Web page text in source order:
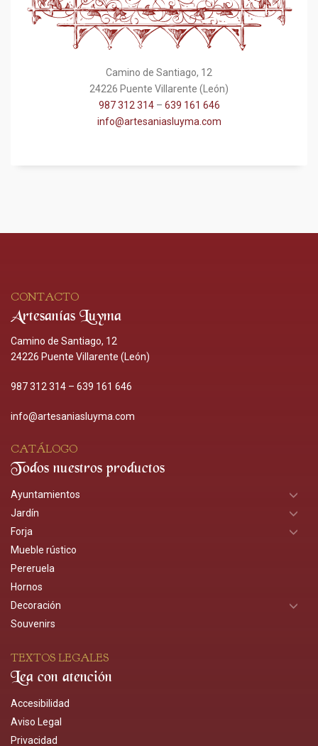
Camino de Santiago, 12
24226 Puente Villarente (León)
987 312 314– 639 161 646
info@artesaniasluyma.com
CONTACTO
Artesanías Luyma
Camino de Santiago, 12
24226 Puente Villarente (León)
987 312 314 – 639 161 646
info@artesaniasluyma.com
CATÁLOGO
Todos nuestros productos
Ayuntamientos
Jardín
Forja
Mueble rústico
Pereruela
Hornos
Decoración
Souvenirs
TEXTOS LEGALES
Lea con atención
Accesibilidad
Aviso Legal
Privacidad